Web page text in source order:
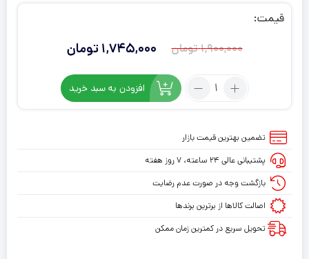
قیمت:
1,900,000تومان
قیمت
اصلی:
1,900,000
1,745,000 تومان
قیمت
فعلی:
1,745,000
تعداد:
بی
PS3
بلوتوثی
افزودن به سبد خرید
تضمین بهترین قیمت بازار
پشتیبانی عالی ۲۴ ساعته، ۷ روز هفته
بازگشت وجه در صورت عدم رضایت
اصالت کالاها از برترین برندها
تحویل سریع در کمترین زمان ممکن